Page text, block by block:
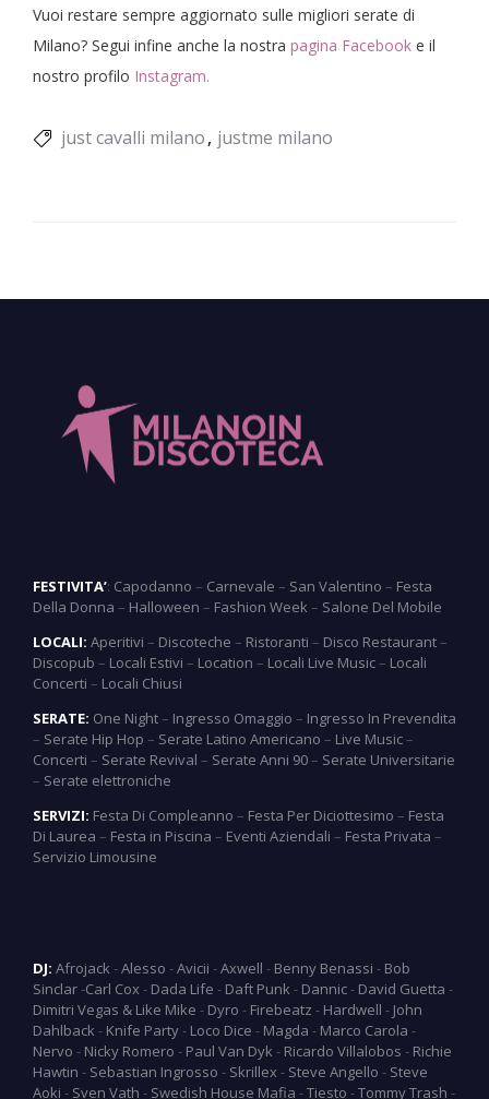
Vuoi restare sempre aggiornato sulle migliori serate di
Milano? Segui infine anche la nostra pagina Facebook e il
nostro profilo Instagram.
just cavalli milano justme milano
FESTIVITA’: Capodanno – Carnevale – San Valentino – Festa
Della Donna – Halloween – Fashion Week – Salone Del Mobile
LOCALI: Aperitivi – Discoteche – Ristoranti – Disco Restaurant–
Discopub – Locali Estivi – Location – Locali Live Music– Locali
Concerti – Locali Chiusi
SERATE: One Night– Ingresso Omaggio – Ingresso In Prevendita
– Serate Hip Hop – Serate Latino Americano – Live Music–
Concerti – Serate Revival – Serate Anni 90– Serate Universitarie
– Serate elettroniche
SERVIZI: Festa Di Compleanno – Festa Per Diciottesimo – Festa
Di Laurea – Festa in Piscina – Eventi Aziendali – Festa Privata –
Servizio Limousine
DJ: Afrojack -Alesso -Avicii -Axwell - Benny Benassi - Bob
Sinclar-Carl Cox- Dada Life - Daft Punk - Dannic- David Guetta -
Dimitri Vegas & Like Mike - Dyro - Firebeatz - Hardwell - John
Dahlback - Knife Party- Loco Dice - Magda - Marco Carola -
Nervo - Nicky Romero - Paul Van Dyk - Ricardo Villalobos - Richie
Hawtin - Sebastian Ingrosso - Skrillex- Steve Angello - Steve
Aoki - Sven Vath - Swedish House Mafia -Tiesto -Tommy Trash -